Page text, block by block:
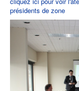
présidents de zone